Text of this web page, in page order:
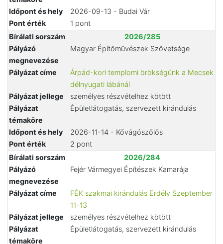
Időpont és hely
2026-09-13 - Budai Vár
Pont érték
1 pont
Bírálati sorszám
2026/285
Pályázó
megnevezése
Magyar Építőművészek Szövetsége
Pályázat címe
Árpád-kori templomi örökségünk a Mecsek
délnyugati lábánál
Pályázat jellege
személyes részvételhez kötött
Pályázat
témaköre
Épületlátogatás, szervezett kirándulás
Időpont és hely
2026-11-14 - Kővágószőlős
Pont érték
2 pont
Bírálati sorszám
2026/284
Pályázó
megnevezése
Fejér Vármegyei Építészek Kamarája
Pályázat címe
FÉK szakmai kirándulás Erdély Szeptember
11-13
Pályázat jellege
személyes részvételhez kötött
Pályázat
témaköre
Épületlátogatás, szervezett kirándulás